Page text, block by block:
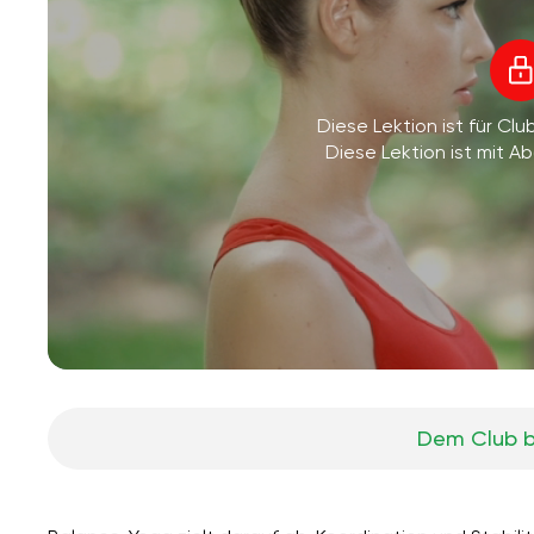
Diese Lektion ist für
Diese Lektion ist mit
Dem Club